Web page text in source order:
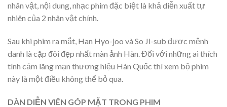
nhân vật, nội dung, nhạc phim đặc biệt là khả diễn xuất tự
nhiên của 2 nhân vật chính.
Sau khi phim ra mắt, Han Hyo-joo và So Ji-sub được mệnh
danh là cặp đôi đẹp nhất màn ảnh Hàn. Đối với những ai thích
tình cảm lãng mạn thương hiệu Hàn Quốc thì xem bộ phim
này là một điều không thể bỏ qua.
DÀN DIỄN VIÊN GÓP MẶT TRONG PHIM